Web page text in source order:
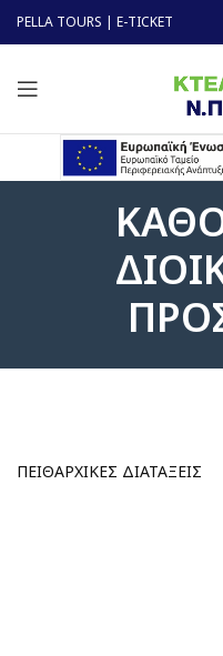
PELLA TOURS | E-TICKET
ΠΕΙΘΑΡΧΙΚΕΣ ΔΙΑΤΑΞΕΙΣ